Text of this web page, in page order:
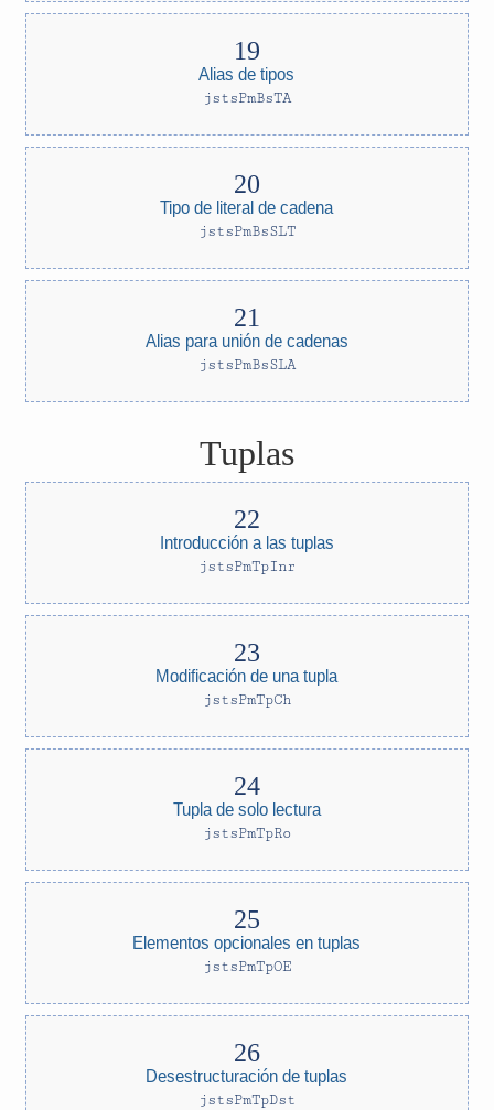
Alias de tipos
jstsPmBsTA
Tipo de literal de cadena
jstsPmBsSLT
Alias para unión de cadenas
jstsPmBsSLA
Tuplas
Introducción a las tuplas
jstsPmTpInr
Modificación de una tupla
jstsPmTpCh
Tupla de solo lectura
jstsPmTpRo
Elementos opcionales en tuplas
jstsPmTpOE
Desestructuración de tuplas
jstsPmTpDst